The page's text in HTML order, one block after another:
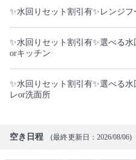
✨水回りセット割引有✨レンジ
✨水回りセット割引有✨選べる
orキッチン
✨水回りセット割引有✨選べる
レor洗面所
空き日程 (最終更新日：2026/08/06)